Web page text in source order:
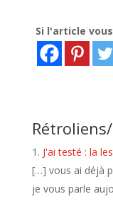
Si l'article
J'ai testé : la
[…] vous ai déjà
je vous parle